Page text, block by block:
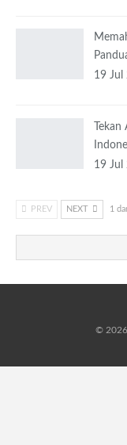
19 Jul
19 Jul
PREV NEXT 1
© 2026